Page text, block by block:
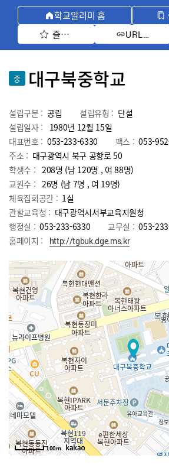
학교알리미 홈
즐겨찾기 선택
URL 복사
중 대구북중학교
설립구분 : 공립 설립유형 : 단설
설립일자 :
1980년 12월 15일
대표번호 : 053-233-6330 팩스 : 053-
주소 : 대구광역시 북구 공항로 50
학생수 : 208명 (남 120명 , 여 88명)
교원수 : 26명 (남 7명 , 여 19명)
체육집회공간 : 1실
관할교육청 : 대구광역시서부교육지원청
행정실 : 053-233-6330 교무실 : 053-
홈페이지 :
http://tgbuk.dge.ms.kr
100m